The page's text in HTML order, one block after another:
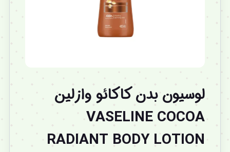
لوسیون بدن کاکائو وازلین
VASELINE COCOA
RADIANT BODY LOTION